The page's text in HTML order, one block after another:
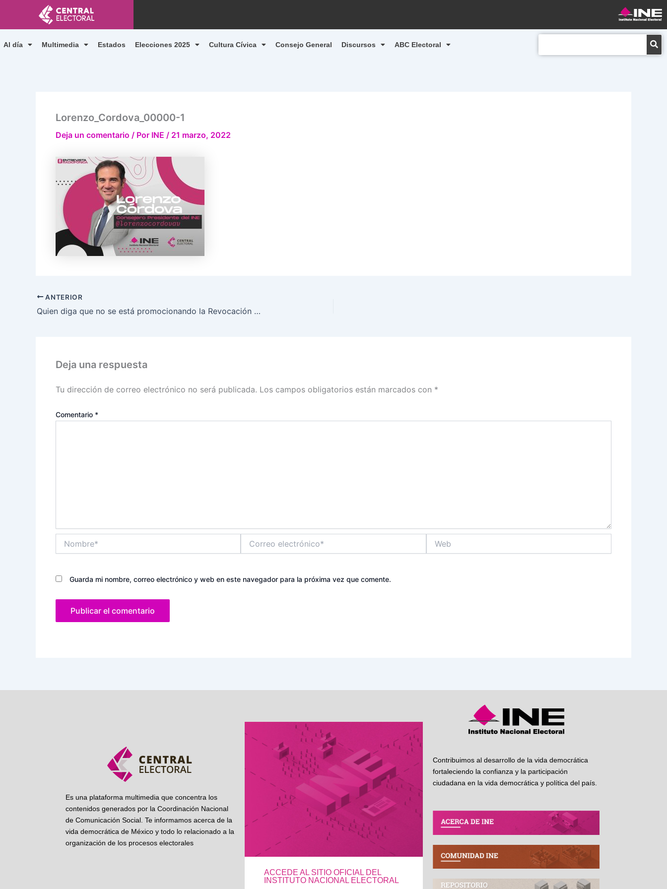
contenido
Al día Multimedia Estados Elecciones 2025 Cultura Cívica Consejo General Discursos ABC Electoral
Lorenzo_Cordova_00000-1
Deja un comentario / Por INE / 21 marzo, 2022
ANTERIOR
Quien diga que no se está promocionando la Revocación de Mandato está actuando con malas intenciones: Lorenzo Córdova con Gabriela Warkentin y Javier Risco
Deja una respuesta
Tu dirección de correo electrónico no será publicada. Los campos obligatorios están marcados con *
Comentario *
electrónico*
Guarda mi nombre, correo electrónico y web en este navegador para la próxima vez que comente.
Es una plataforma multimedia que concentra los
contenidos generados por la Coordinación Nacional
de Comunicación Social. Te informamos acerca de la
vida democrática de México y todo lo relacionado a la
organización de los procesos electorales
ACCEDE AL SITIO OFICIAL DEL
INSTITUTO NACIONAL ELECTORAL
Contribuimos al desarrollo de la vida democrática
fortaleciendo la confianza y la participación
ciudadana en la vida democrática y política del país.